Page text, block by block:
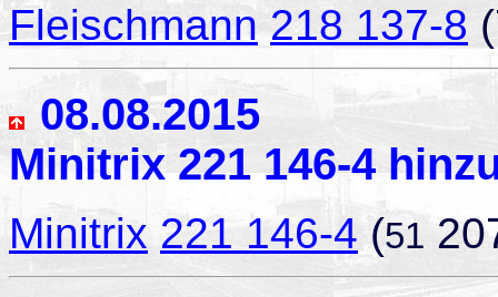
Fleischmann 218 137-8
08.08.2015
Minitrix 221 146-4
Minitrix 221 146-4(51